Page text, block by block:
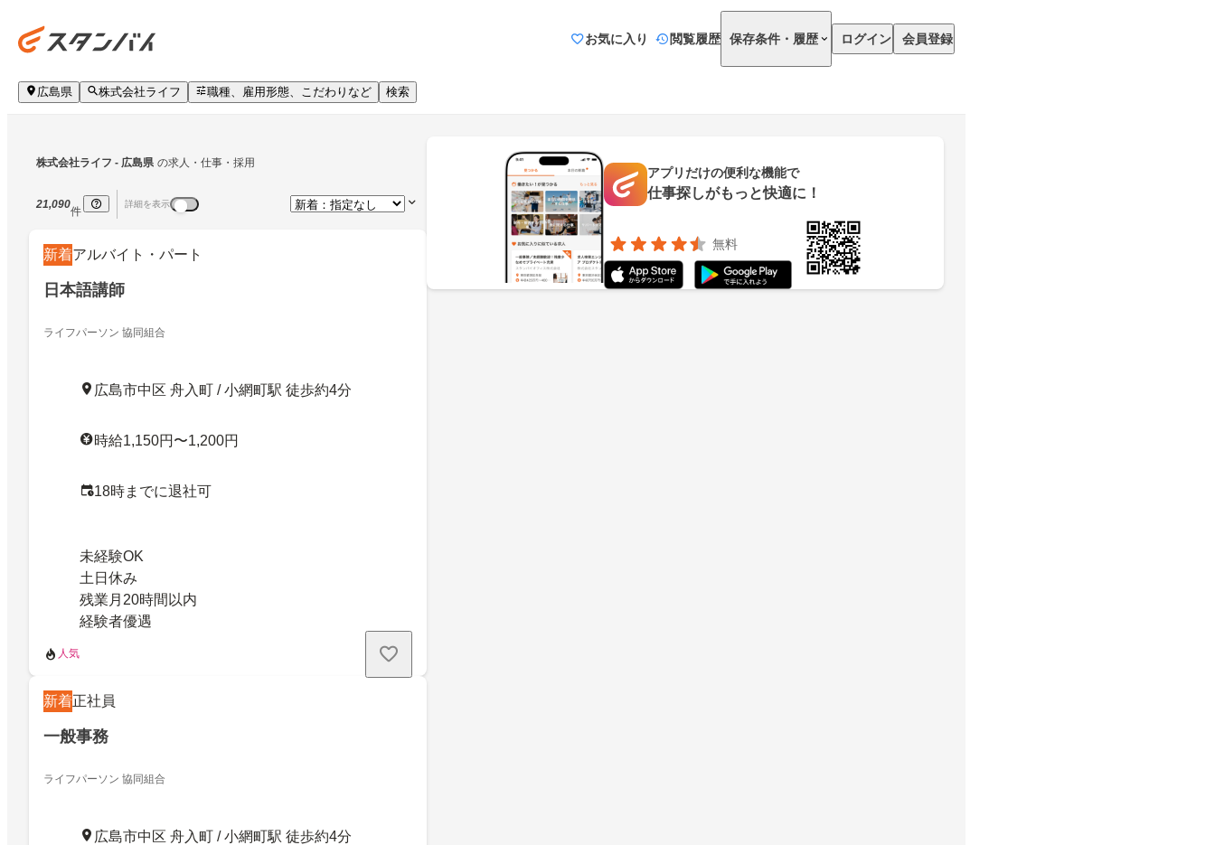
お気に入り 閲覧履歴 保存条件・履歴 ログイン 会員登録
広島県 株式会社ライフ 職種、雇用形態、こだわりなど 検索
株式会社ライフ - 広島県 の求人・仕事・採用
21,090
件
詳細を表示
新着アルバイト・パート
日本語講師
ライフパーソン 協同組合
広島市中区 舟入町 / 小網町駅 徒歩約4分
時給1,150円〜1,200円
18時までに退社可
未経験OK
土日休み
残業月20時間以内
経験者優遇
人気
新着正社員
一般事務
ライフパーソン 協同組合
広島市中区 舟入町 / 小網町駅 徒歩約4分
アプリだけの便利な機能で
仕事探しがもっと快適に！
無料